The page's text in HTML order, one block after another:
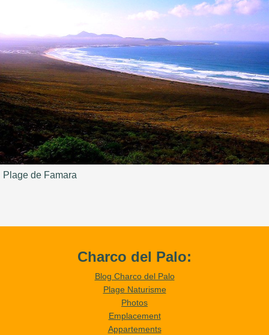
Plage de Famara
Charco del Palo:
Blog Charco del Palo
Plage Naturisme
Photos
Emplacement
Appartements